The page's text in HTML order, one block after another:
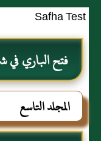
Safha Test
فتح الباري
حجر العسقلاني
المجلد التاسع